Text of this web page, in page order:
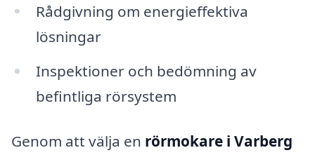
Rådgivning om energieffektiva
lösningar
Inspektioner och bedömning av
befintliga rörsystem
Genom att välja en rörmokare i Varberg